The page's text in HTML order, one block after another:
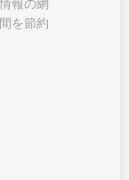
報の網
を節約